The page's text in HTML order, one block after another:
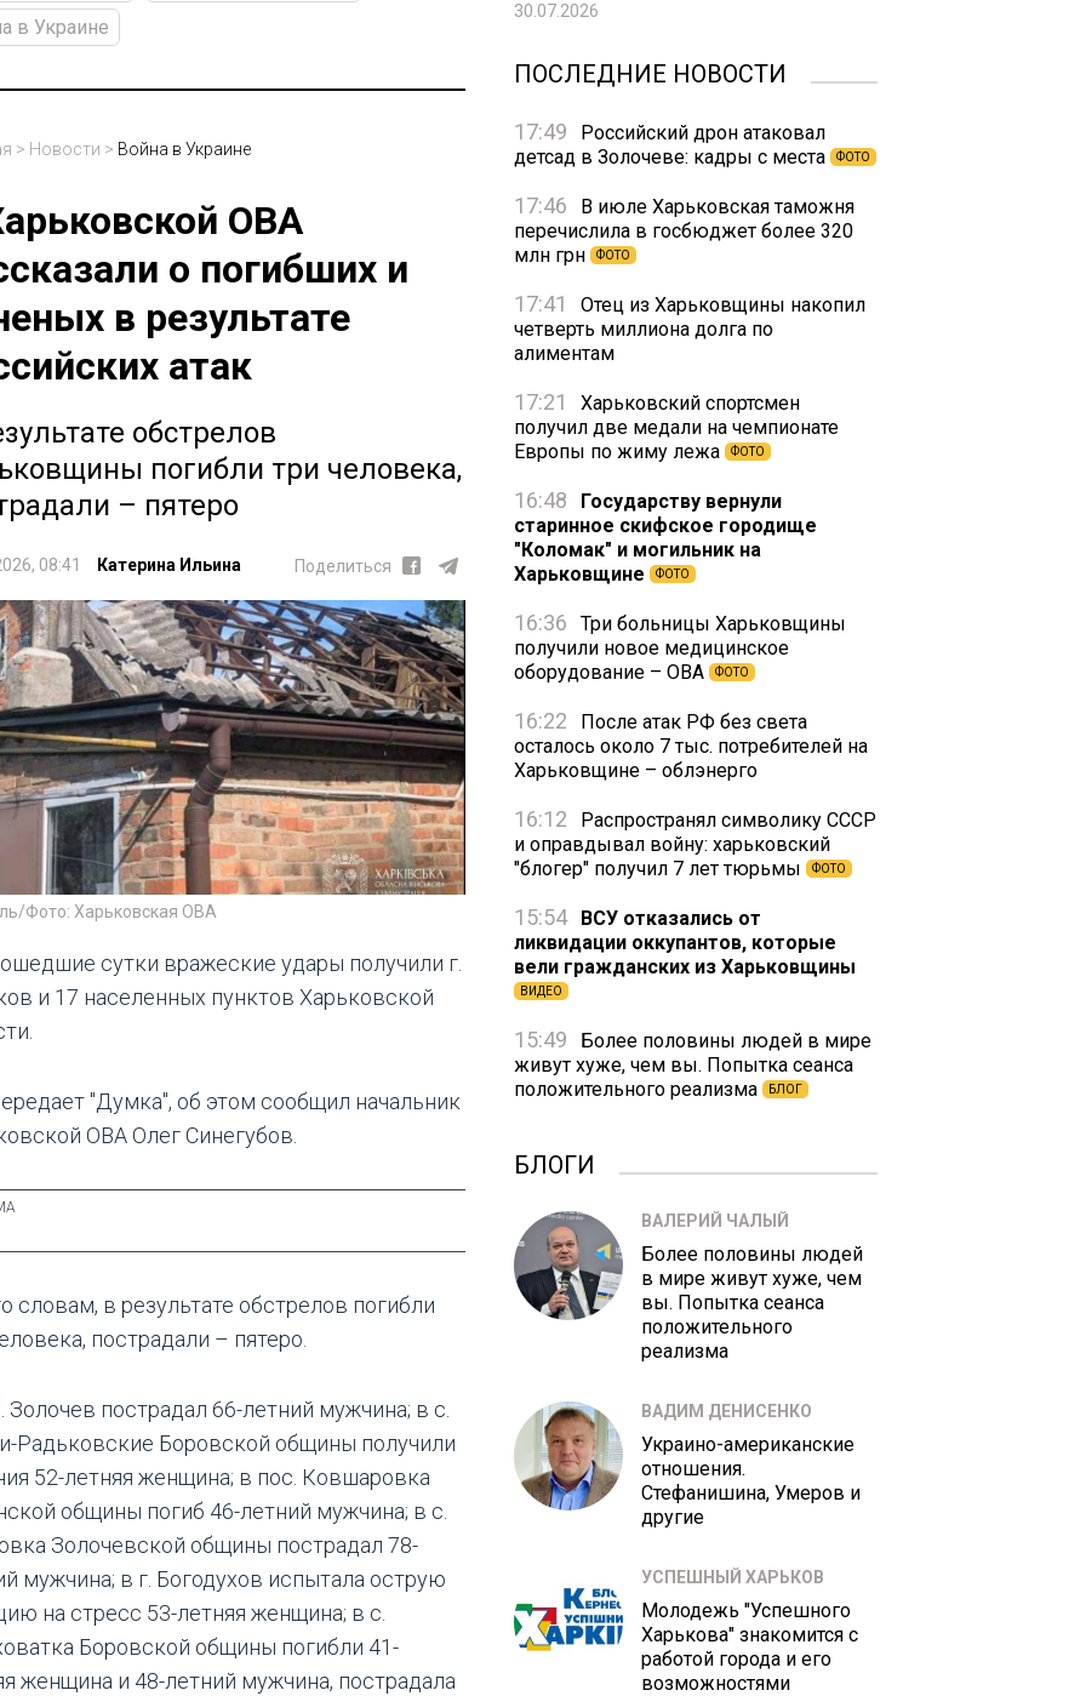
в Украине
> Новости > Война в Украине
ОВА
о погибших и
в результате
атак
обстрелов
погибли три человека,
– пятеро
08:41 Катерина Ильина Поделиться
Фото: Харьковская ОВА
сутки вражеские удары получили г.
и 17 населенных пунктов Харьковской
"Думка", об этом сообщил начальник
ОВА Олег Синегубов.
словам, в результате обстрелов погибли
пострадали – пятеро.
Золочев пострадал 66-летний мужчина; в с.
Радьковские Боровской общины получили
52-летняя женщина; в пос. Ковшаровка
общины погиб 46-летний мужчина; в с.
Золочевской общины пострадал 78-
мужчина; в г. Богодухов испытала острую
на стресс 53-летняя женщина; в с.
Боровской общины погибли 41-
женщина и 48-летний мужчина, пострадала
30.07.2026
ПОСЛЕДНИЕ НОВОСТИ
17:49
Российский дрон атаковал
детсад в Золочеве: кадры с места
ФОТО
17:46
В июле Харьковская таможня
перечислила в госбюджет более 320
млн грн
ФОТО
17:41
Отец из Харьковщины накопил
четверть миллиона долга по
алиментам
17:21
Харьковский спортсмен
получил две медали на чемпионате
Европы по жиму лежа
ФОТО
16:48
Государству вернули
старинное скифское городище
"Коломак" и могильник на
Харьковщине
ФОТО
16:36
Три больницы Харьковщины
получили новое медицинское
оборудование – ОВА
ФОТО
16:22
После атак РФ без света
осталось около 7 тыс. потребителей на
Харьковщине – облэнерго
16:12
Распространял символику СССР
и оправдывал войну: харьковский
"блогер" получил 7 лет тюрьмы
ФОТО
15:54
ВСУ отказались от
ликвидации оккупантов, которые
вели гражданских из Харьковщины
ВИДЕО
15:49
Более половины людей в мире
живут хуже, чем вы. Попытка сеанса
положительного реализма
БЛОГ
БЛОГИ
ВАЛЕРИЙ ЧАЛЫЙ
Более половины людей
в мире живут хуже, чем
вы. Попытка сеанса
положительного
реализма
ВАДИМ ДЕНИСЕНКО
Украино-американские
отношения.
Стефанишина, Умеров и
другие
УСПЕШНЫЙ ХАРЬКОВ
Молодежь "Успешного
Харькова" знакомится с
работой города и его
возможностями